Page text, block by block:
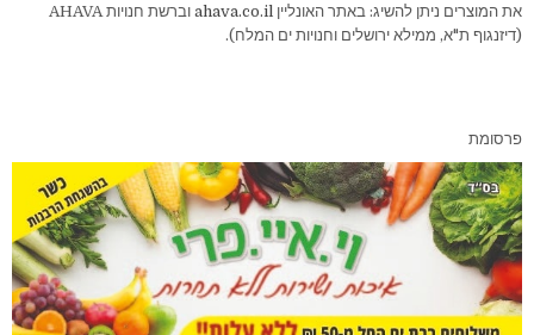
את המוצרים ניתן להשיג: באתר האונליין ahava.co.il
וברשת חנויות AHAVA
(דיזנגוף ת"א, ממילא ירושלים וחנויות ים המלח).
פרסומת